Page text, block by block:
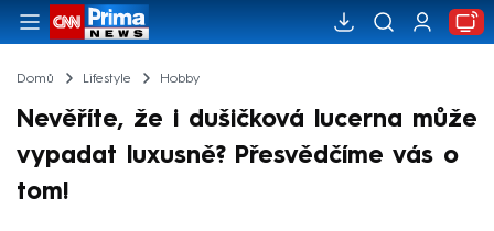
Domů Lifestyle Hobby
Nevěříte, že i dušičková lucerna může
vypadat luxusně? Přesvědčíme vás o
tom!